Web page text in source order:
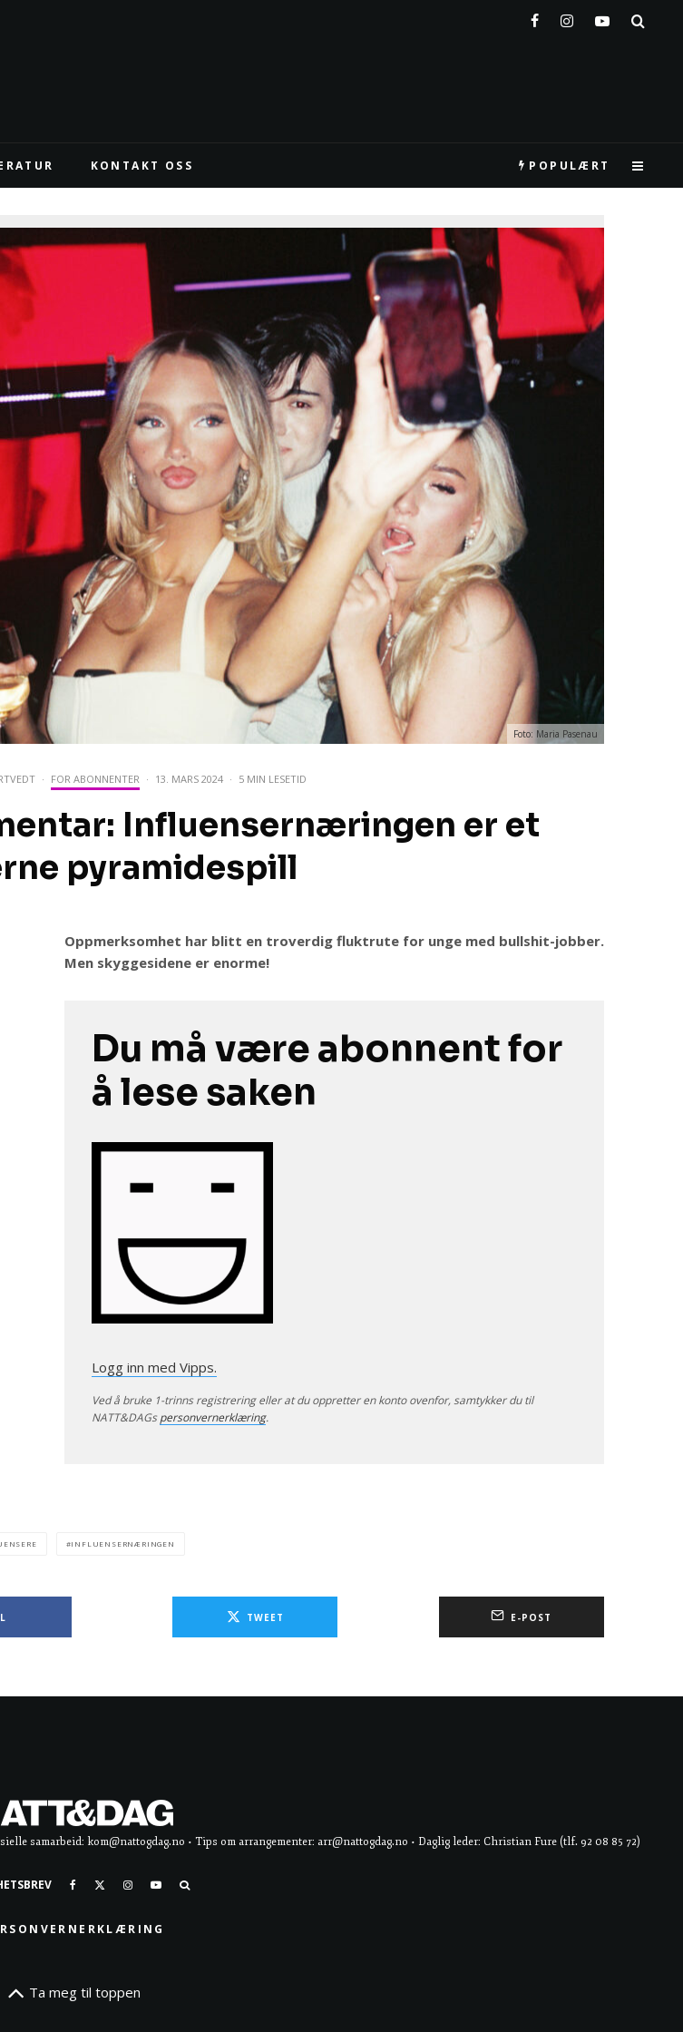
KONTAKT OSS POPULÆRT
Foto: Maria Pasenau
· FOR ABONNENTER · 13. MARS 2024 · 5 MIN LESETID
Influensernæringen er et
pyramidespill
Oppmerksomhet har blitt en troverdig fluktrute for unge med bullshit-jobber.
Men skyggesidene er enorme!
Du må være abonnent for
å lese saken
Logg inn med Vipps.
Ved å bruke 1-trinns registrering eller at du oppretter en konto ovenfor, samtykker du til
NATT&DAGspersonvernerklæring.
INFLUENSERNÆRINGEN
TWEET E-POST
samarbeid: kom@nattogdag.no • Tips om arrangementer: arr@nattogdag.no • Daglig leder: Christian Fure (tlf. 92 08 85 72)
Ta meg til toppen